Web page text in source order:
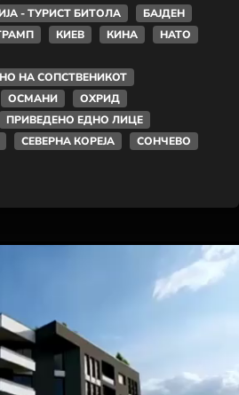
- ТУРИСТ БИТОЛА
БАЈДЕН
КИЕВ КИНА
НАТО
НА СОПСТВЕНИКОТ
ОСМАНИ
ОХРИД
ПРИВЕДЕНО ЕДНО ЛИЦЕ
СЕВЕРНА КОРЕЈА
СОНЧЕВО